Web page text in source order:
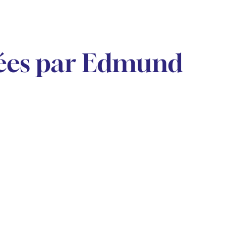
par Edmund